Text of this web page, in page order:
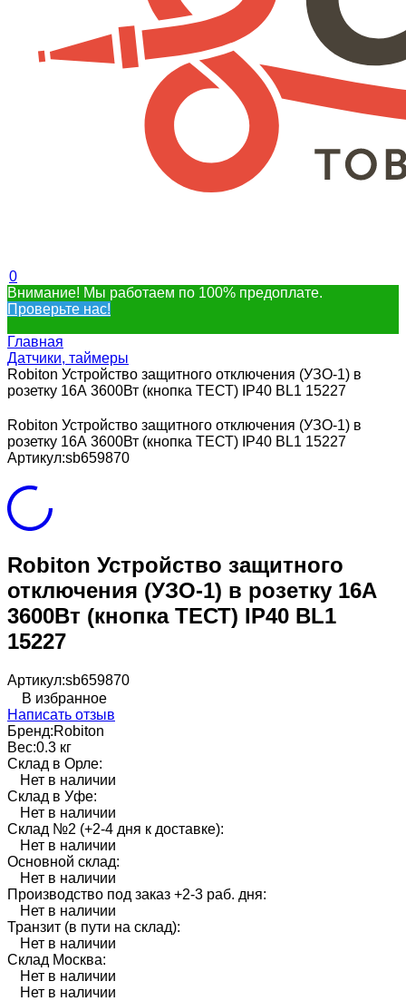
0
Внимание! Мы работаем по 100% предоплате.
Проверьте нас!
Главная
Датчики, таймеры
Robiton Устройство защитного отключения (УЗО-1) в
розетку 16А 3600Вт (кнопка ТЕСТ) IP40 BL1 15227
Robiton Устройство защитного отключения (УЗО-1) в
розетку 16А 3600Вт (кнопка ТЕСТ) IP40 BL1 15227
Артикул:sb659870
Robiton Устройство защитного
отключения (УЗО-1) в розетку 16А
3600Вт (кнопка ТЕСТ) IP40 BL1
15227
Артикул:sb659870
В избранное
Написать отзыв
Бренд:Robiton
Вес:0.3 кг
Склад в Орле:
Нет в наличии
Склад в Уфе:
Нет в наличии
Склад №2 (+2-4 дня к доставке):
Нет в наличии
Основной склад:
Нет в наличии
Производство под заказ +2-3 раб. дня:
Нет в наличии
Транзит (в пути на склад):
Нет в наличии
Склад Москва:
Нет в наличии
Нет в наличии